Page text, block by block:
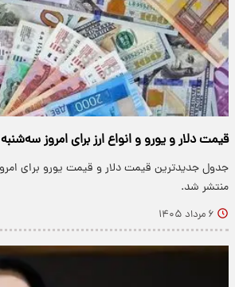
قیمت دلار و یورو و انواع ارز برای امروز سه‌شنبه ۶ مرداد ۱۴۰۵ +جدول
منتشر شد.
۶ مرداد ۱۴۰۵